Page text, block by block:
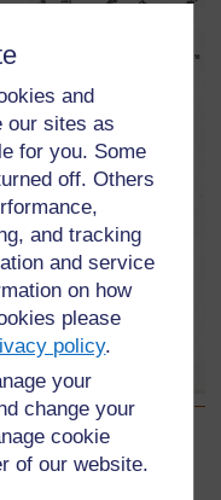
and
our sites as
for you. Some
off. Others
and tracking
and service
on how
please
policy.
your
change your
cookie
of our website.